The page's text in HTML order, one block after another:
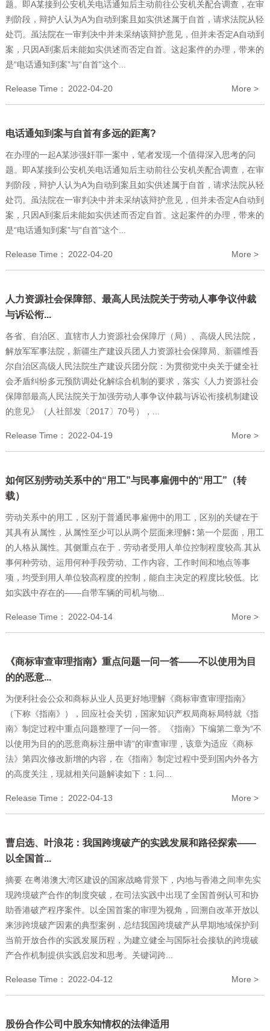
题。即A某接到公安机关电话通知后主动前往公安机关配合调查，在审
判阶段，辩护人认为A为自动到案且如实供述属于自首，请求法院从轻
处罚。虽法院在一审判决中并未采纳该辩护意见，但并未否定A自动到
案，只因A到案后未能如实供述而否定自首。这起案件的办理，带来的
是“电话通知到案”与“自首”这个...
Release Time： 2022-04-20 More >
电话通知到案与自首有多远的距离?
在办理的一起A某涉强奸罪一案中，笔者发现一个值得深入思考的问
题。即A某接到公安机关电话通知后主动前往公安机关配合调查，在审
判阶段，辩护人认为A为自动到案且如实供述属于自首，请求法院从轻
处罚。虽法院在一审判决中并未采纳该辩护意见，但并未否定A自动到
案，只因A到案后未能如实供述而否定自首。这起案件的办理，带来的
是“电话通知到案”与“自首”这个...
Release Time： 2022-04-20 More >
人力资源社会保障部、最高人民法院关于劳动人事争议仲裁
与诉讼衔...
各省、自治区、直辖市人力资源社会保障厅（局）、高级人民法院，
解放军军事法院，新疆生产建设兵团人力资源社会保障局、新疆维吾
尔自治区高级人民法院生产建设兵团分院：为贯彻党中央关于健全社
会矛盾纠纷多元预防调处化解综合机制的要求，落实《人力资源社会
保障部最高人民法院关于加强劳动人事争议仲裁与诉讼衔接机制建设
的意见》（人社部发〔2017〕70号），...
Release Time： 2022-04-19 More >
如何区别劳动关系中的“用工”与民事雇佣中的“用工”（转
载）
劳动关系中的用工，区别于普通民事雇佣中的用工，区别的关键在于
其具有从属性，从属性至少可以从两个层面来理解∶ 第一个层面，用工
的人格从属性。其侧重点在于．劳动者受用人单位控制程度较高.其从
事何种劳动、运用何种手段劳动、工作内容、工作时间和地点等事
项，均受到用人单位较高程度的控制，能自主决定的程度比较低。比
如实践中存在的——自带车辆的司机与物...
Release Time： 2022-04-14 More >
《商标审查审理指南》重点问题一问一答——不以使用为目
的的恶意...
为便利社会公众和商标从业人员更好地理解《商标审查审理指南》
（下称《指南》），回应社会关切，国家知识产权局商标局特就《指
南》制定过程中重点问题整理了一问一答。《指南》下编第二章为“不
以使用为目的的恶意商标注册申请”的审查审理，该章为适应《商标
法》第四次修改新增的内容，在《指南》制定过程中受到国内外各方
的高度关注，现就相关问题解读如下：1.问...
Release Time： 2022-04-13 More >
曹启选、叶浪花：我国跨境破产的实践发展和路径探索——
以全国首...
摘要 在粤港澳大湾区建设的国家战略背景下，内地与香港之间率先实
现跨境破产合作的制度突破，在司法实践中出现了全国首例认可和协
助香港破产程序案件。以全国首案的审理为视角，回溯自改革开放以
来涉跨境破产因素的典型案例，总结我国跨境破产从早期地域保护到
当前开放合作的实践发展历程，为建立健全与国际社会接轨的跨境破
产合作机制提供实践启发和思考。关键词跨...
Release Time： 2022-04-12 More >
股份合作公司中股东知情权的法律适用